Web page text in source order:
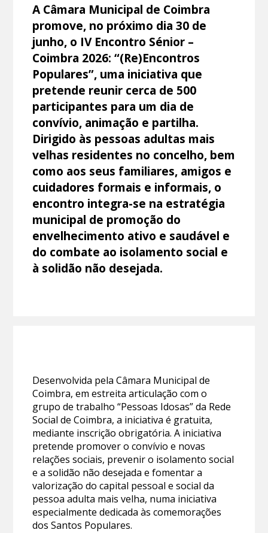
A Câmara Municipal de Coimbra
promove, no próximo dia 30 de
junho, o IV Encontro Sénior –
Coimbra 2026: “(Re)Encontros
Populares”, uma iniciativa que
pretende reunir cerca de 500
participantes para um dia de
convívio, animação e partilha.
Dirigido às pessoas adultas mais
velhas residentes no concelho, bem
como aos seus familiares, amigos e
cuidadores formais e informais, o
encontro integra-se na estratégia
municipal de promoção do
envelhecimento ativo e saudável e
do combate ao isolamento social e
à solidão não desejada.
Desenvolvida pela Câmara Municipal de
Coimbra, em estreita articulação com o
grupo de trabalho “Pessoas Idosas” da Rede
Social de Coimbra, a iniciativa é gratuita,
mediante inscrição obrigatória. A iniciativa
pretende promover o convívio e novas
relações sociais, prevenir o isolamento social
e a solidão não desejada e fomentar a
valorização do capital pessoal e social da
pessoa adulta mais velha, numa iniciativa
especialmente dedicada às comemorações
dos Santos Populares.